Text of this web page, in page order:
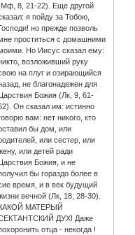
8, 21-22). Еще другой
я пойду за Тобою,
но прежде позволь
проститься с домашними
Но Иисус сказал ему:
возложивший руку
на плуг и озирающийся
не благонадежен для
Божия (Лк, 9, 61-
Он сказал им: истинно
вам: нет никого, кто
бы дом, или
или сестер, или
или детей ради
Божия, и не
бы гораздо более в
время, и в век будущий
вечной (Лк, 18, 28-30).
МАТЕРЫЙ
ДУХ! Даже
отца - некогда !